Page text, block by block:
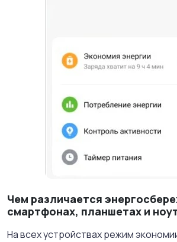
Чем различается
смартфонах, планшетах и
На всех устройствах режим